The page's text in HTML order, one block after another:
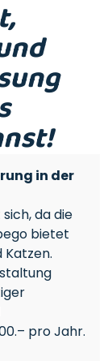
in der
da die
bietet
Katzen.
pro Jahr.